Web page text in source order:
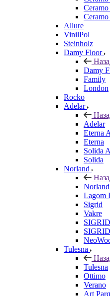
Allure
VinilPol
Steinholz
Damy Floor
Damy
Family
London
Rocko
Adelar
Adelar
Eterna
Eterna
Solida
Solida
Norland
Norland
Lagom
Sigrid
Vakre
Tulesna
Tulesna
Ottimo
Verano
Art